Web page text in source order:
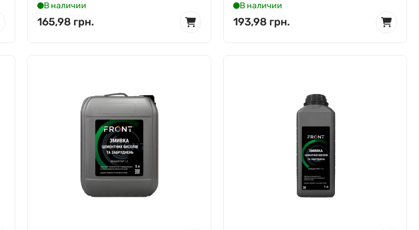
В наличии
165,98 грн.
В наличии
193,98 грн.